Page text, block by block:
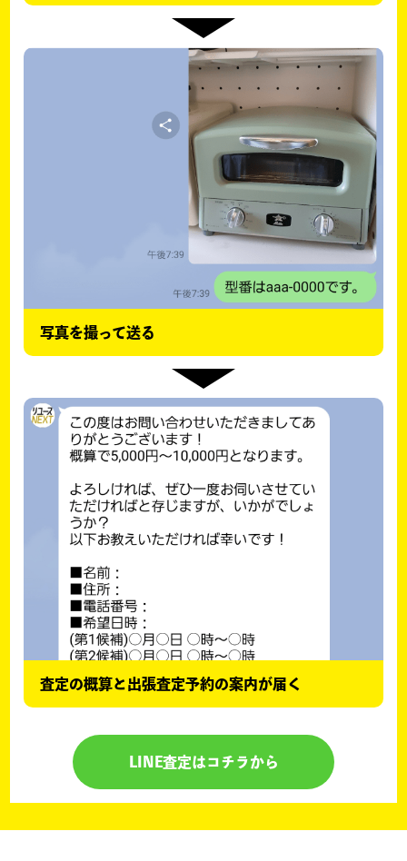
写真を撮って送る
査定の概算と出張査定予約の案内が届く
LINE査定はコチラから